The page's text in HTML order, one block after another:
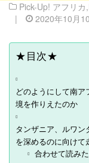
Pick-Up! アフリカ,
|
2020年10月
★目次★
どのようにして南
境を作りえたのか
タンザニア、ルワン
を深めるのに向けて
合わせて読み